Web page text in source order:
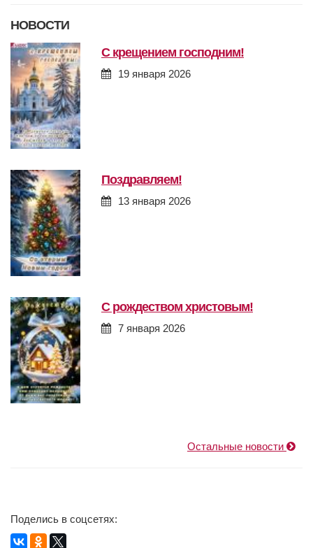
НОВОСТИ
с крещением господним!
19 января 2026
поздравляем!
13 января 2026
с рождеством христовым!
7 января 2026
Остальные новости
Поделись в соцсетях: